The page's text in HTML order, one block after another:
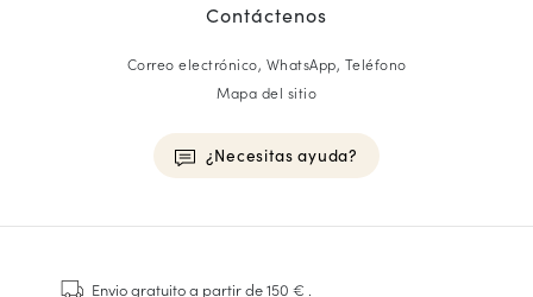
Contáctenos
Correo electrónico, WhatsApp, Teléfono
Mapa del sitio
¿Necesitas ayuda?
ZapatillasEnvio gratuitoa partir de 150 € .